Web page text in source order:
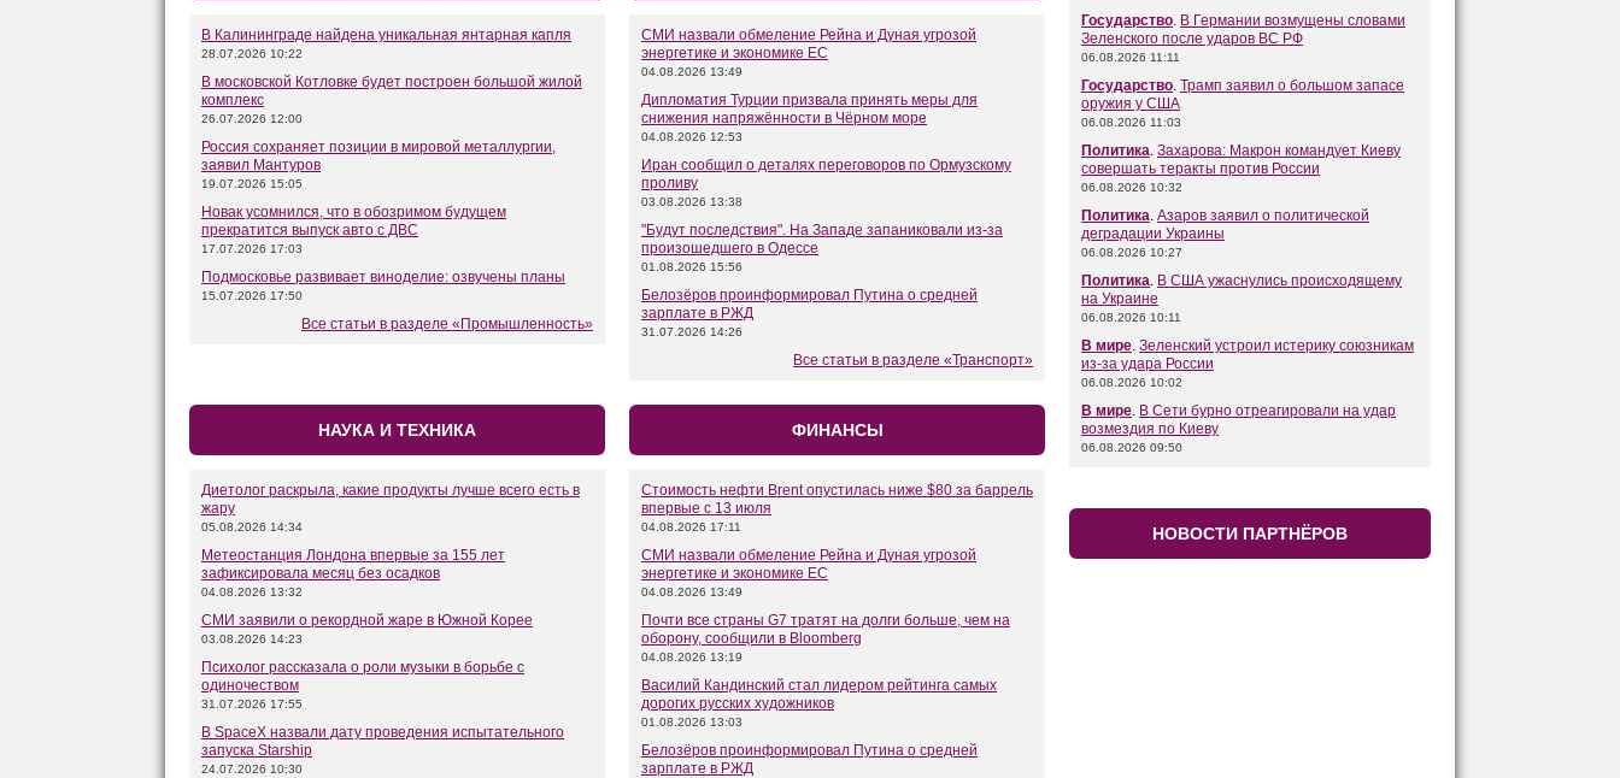
В Калининграде найдена уникальная янтарная капля
28.07.2026 10:22
В московской Котловке будет построен большой жилой
комплекс
26.07.2026 12:00
Россия сохраняет позиции в мировой металлургии,
заявил Мантуров
19.07.2026 15:05
Новак усомнился, что в обозримом будущем
прекратится выпуск авто с ДВС
17.07.2026 17:03
Подмосковье развивает виноделие: озвучены планы
15.07.2026 17:50
Все статьи в разделе «Промышленность»
СМИ назвали обмеление Рейна и Дуная угрозой
энергетике и экономике ЕС
04.08.2026 13:49
Дипломатия Турции призвала принять меры для
снижения напряжённости в Чёрном море
04.08.2026 12:53
Иран сообщил о деталях переговоров по Ормузскому
проливу
03.08.2026 13:38
"Будут последствия". На Западе запаниковали из-за
произошедшего в Одессе
01.08.2026 15:56
Белозёров проинформировал Путина о средней
зарплате в РЖД
31.07.2026 14:26
Все статьи в разделе «Транспорт»
НАУКА И ТЕХНИКА
Диетолог раскрыла, какие продукты лучше всего есть в
жару
05.08.2026 14:34
Метеостанция Лондона впервые за 155 лет
зафиксировала месяц без осадков
04.08.2026 13:32
СМИ заявили о рекордной жаре в Южной Корее
03.08.2026 14:23
Психолог рассказала о роли музыки в борьбе с
одиночеством
31.07.2026 17:55
В SpaceX назвали дату проведения испытательного
запуска Starship
24.07.2026 10:30
ФИНАНСЫ
Стоимость нефти Brent опустилась ниже $80 за баррель
впервые с 13 июля
04.08.2026 17:11
СМИ назвали обмеление Рейна и Дуная угрозой
энергетике и экономике ЕС
04.08.2026 13:49
Почти все страны G7 тратят на долги больше, чем на
оборону, сообщили в Bloomberg
04.08.2026 13:19
Василий Кандинский стал лидером рейтинга самых
дорогих русских художников
01.08.2026 13:03
Белозёров проинформировал Путина о средней
зарплате в РЖД
Государство. В Германии возмущены словами
Зеленского после ударов ВС РФ
06.08.2026 11:11
Государство. Трамп заявил о большом запасе
оружия у США
06.08.2026 11:03
Политика. Захарова: Макрон командует Киеву
совершать теракты против России
06.08.2026 10:32
Политика. Азаров заявил о политической
деградации Украины
06.08.2026 10:27
Политика. В США ужаснулись происходящему
на Украине
06.08.2026 10:11
В мире. Зеленский устроил истерику союзникам
из-за удара России
06.08.2026 10:02
В мире. В Сети бурно отреагировали на удар
возмездия по Киеву
06.08.2026 09:50
НОВОСТИ ПАРТНЁРОВ